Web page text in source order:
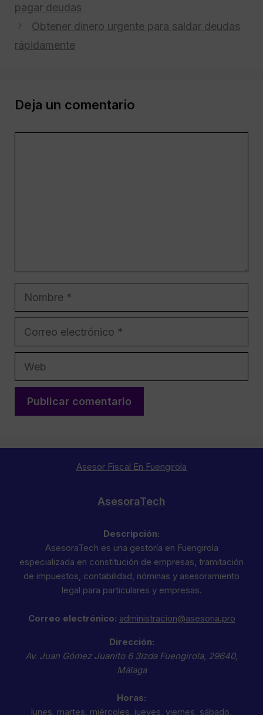
pagar deudas
Obtener dinero urgente para saldar deudas
rápidamente
Deja un comentario
Asesor Fiscal En Fuengirola
AsesoraTech
Descripción:
AsesoraTech es una gestoría en Fuengirola
especializada en constitución de empresas, tramitación
de impuestos, contabilidad, nóminas y asesoramiento
legal para particulares y empresas.
Correo electrónico: administracion@asesoria.pro
Dirección:
Av. Juan Gómez Juanito 6 3Izda Fuengirola, 29640,
Málaga
Horas:
lunes, martes, miércoles, jueves, viernes, sábado,